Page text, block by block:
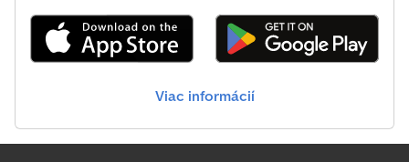
Viac informácií